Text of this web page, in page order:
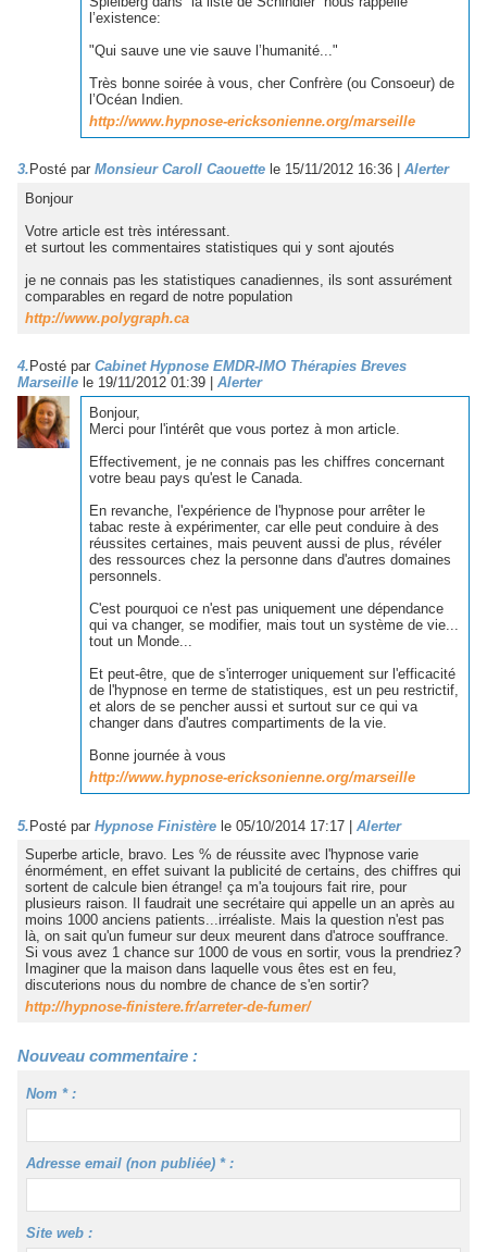
l’existence:
"Qui sauve une vie sauve l’humanité..."
Très bonne soirée à vous, cher Confrère (ou Consoeur) de
l’Océan Indien.
http://www.hypnose-ericksonienne.org/marseille
3. Posté par Monsieur Caroll Caouette le 15/11/2012 16:36
Alerter
Bonjour
Votre article est très intéressant.
et surtout les commentaires statistiques qui y sont ajoutés
je ne connais pas les statistiques canadiennes, ils sont assurément
comparables en regard de notre population
http://www.polygraph.ca
4. Posté par Cabinet Hypnose EMDR-IMO Thérapies Breves
Marseille le 19/11/2012 01:39
Alerter
Bonjour,
Merci pour l'intérêt que vous portez à mon article.
Effectivement, je ne connais pas les chiffres concernant
votre beau pays qu'est le Canada.
En revanche, l'expérience de l'hypnose pour arrêter le
tabac reste à expérimenter, car elle peut conduire à des
réussites certaines, mais peuvent aussi de plus, révéler
des ressources chez la personne dans d'autres domaines
personnels.
C'est pourquoi ce n'est pas uniquement une dépendance
qui va changer, se modifier, mais tout un système de vie...
tout un Monde...
Et peut-être, que de s'interroger uniquement sur l'efficacité
de l'hypnose en terme de statistiques, est un peu restrictif,
et alors de se pencher aussi et surtout sur ce qui va
changer dans d'autres compartiments de la vie.
Bonne journée à vous
http://www.hypnose-ericksonienne.org/marseille
5.Posté par Hypnose Finistère le 05/10/2014 17:17 | Alerter
Superbe article, bravo. Les % de réussite avec l'hypnose varie
énormément, en effet suivant la publicité de certains, des chiffres qui
sortent de calcule bien étrange! ça m'a toujours fait rire, pour
plusieurs raison. Il faudrait une secrétaire qui appelle un an après au
moins 1000 anciens patients...irréaliste. Mais la question n'est pas
là, on sait qu'un fumeur sur deux meurent dans d'atroce souffrance.
Si vous avez 1 chance sur 1000 de vous en sortir, vous la prendriez?
Imaginer que la maison dans laquelle vous êtes est en feu,
discuterions nous du nombre de chance de s'en sortir?
http://hypnose-finistere.fr/arreter-de-fumer/
Nouveau commentaire :
Nom * :
Adresse email (non publiée) * :
Site web :